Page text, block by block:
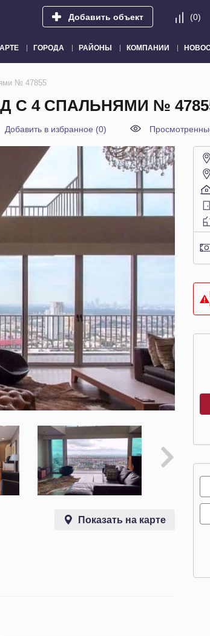
Добавить объект (0)
ГОРОДА РАЙОНЫ КОМПАНИИ
№ 47855
С 4 СПАЛЬНЯМИ №
Добавить в избранное (0)
Показать на карте